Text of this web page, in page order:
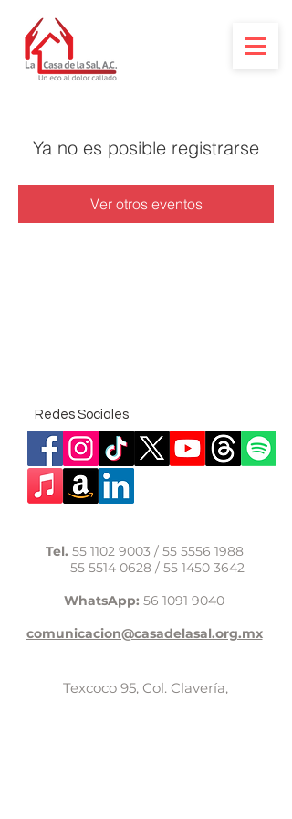
Ya no es posible registrarse
Ver otros eventos
Redes Sociales
Tel. 55 1102 9003 / 55 5556 1988
55 5514 0628/ 55 1450 3642
WhatsApp: 56 1091 9040
comunicacion@casadelasal.org.mx
Texcoco 95, Col. Clavería,